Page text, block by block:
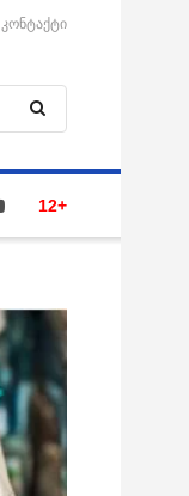
კონტაქტი
12+